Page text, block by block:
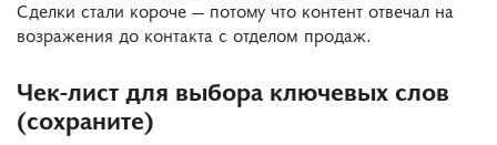
Сделки стали короче — потому что контент отвечал на
возражения до контакта с отделом продаж.
Чек-лист для выбора ключевых слов
(сохраните)